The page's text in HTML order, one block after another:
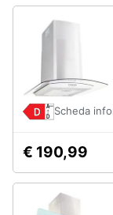
Scheda
€ 190,99